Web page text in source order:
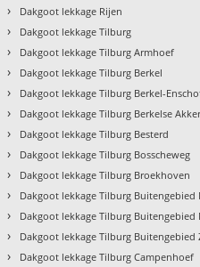
› Dakgoot lekkage Rijen
› Dakgoot lekkage Tilburg
› Dakgoot lekkage Tilburg Armhoef
› Dakgoot lekkage Tilburg Berkel
› Dakgoot lekkage Tilburg Berkel-
› Dakgoot lekkage Tilburg Berkelse
› Dakgoot lekkage Tilburg Besterd
› Dakgoot lekkage Tilburg Bosscheweg
› Dakgoot lekkage Tilburg Broekhoven
› Dakgoot lekkage Tilburg
› Dakgoot lekkage Tilburg Buitengebied
› Dakgoot lekkage Tilburg Buitengebied
› Dakgoot lekkage Tilburg Campenhoef